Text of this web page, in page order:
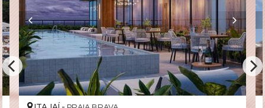
Pet Place
Coworking
Deck Molhado
Espaço Zen
Pìscina Térmica
Sala de Reunião
RoofTop
Infra para Veículos Elétricos
Lounge
Acessibilidade para PNE